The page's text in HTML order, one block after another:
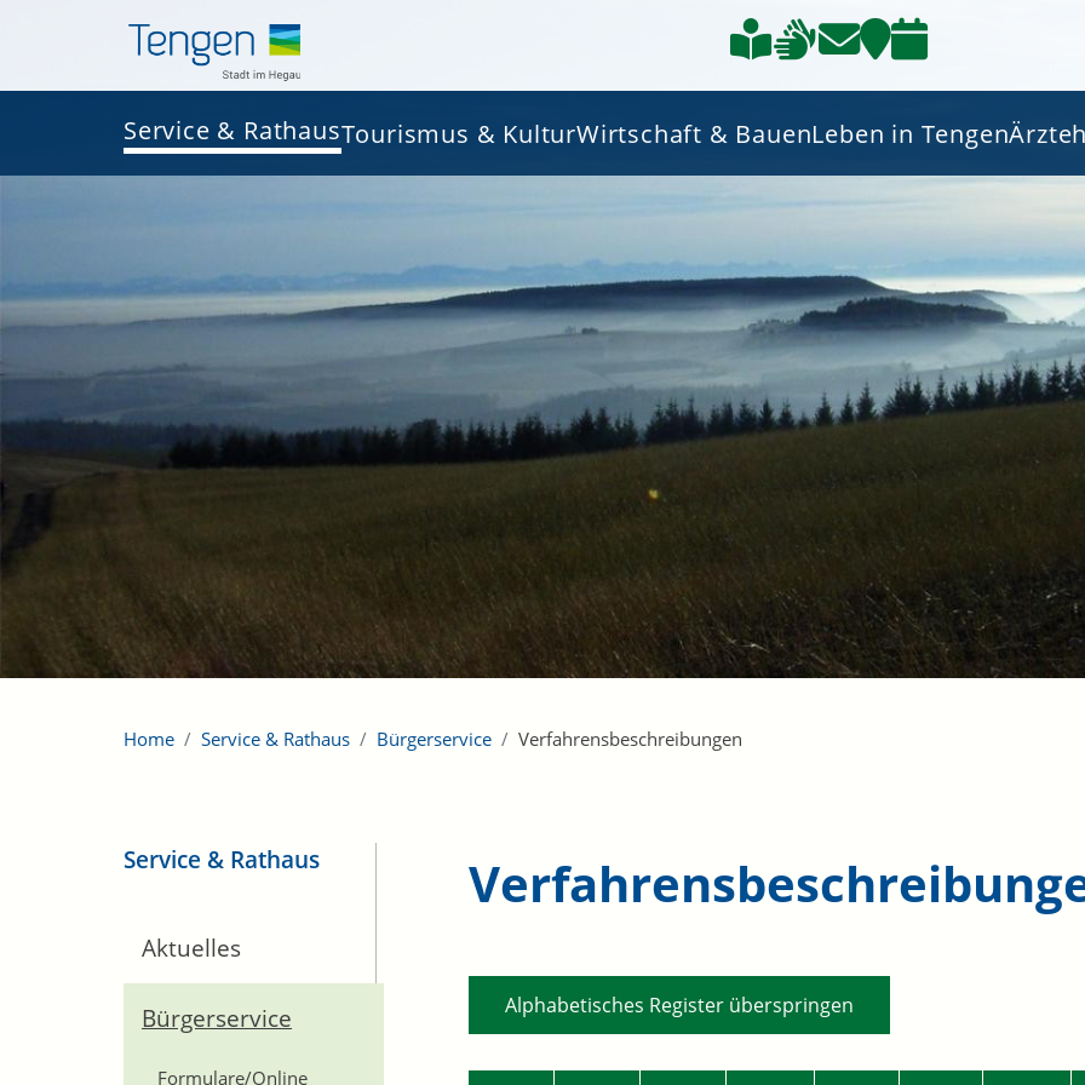
Service & RathausTourismus & KulturWirtschaft & BauenLeben in Tengen
Home Service & Rathaus Bürgerservice Verfahrensbeschreibungen
Service & Rathaus
Aktuelles
Bürgerservice
Formulare/Online
Alphabetisches Register überspringen